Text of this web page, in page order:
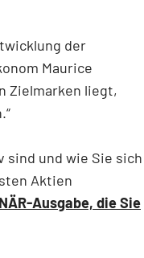
der
Maurice
Zielmarken liegt,
sind und wie Sie sich
Aktien
Ausgabe, die Sie